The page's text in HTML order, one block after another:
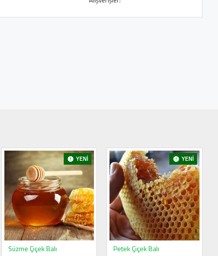
YENI
Süzme Çiçek Balı
YENI
Petek Çiçek Balı